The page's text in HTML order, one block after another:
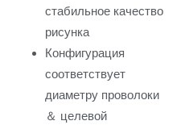
стабильное качество
рисунка
Конфигурация
соответствует
диаметру проволоки
＆ целевой